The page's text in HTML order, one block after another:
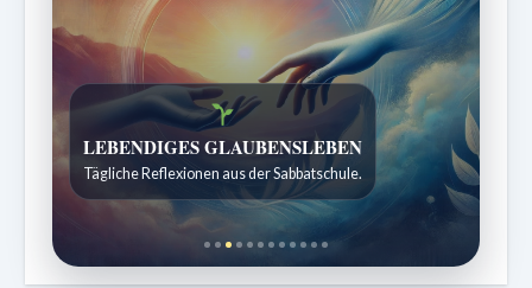
Bibelgeschichten zum Staunen
Kindergeschichten für 7 bis 12 Jahre.